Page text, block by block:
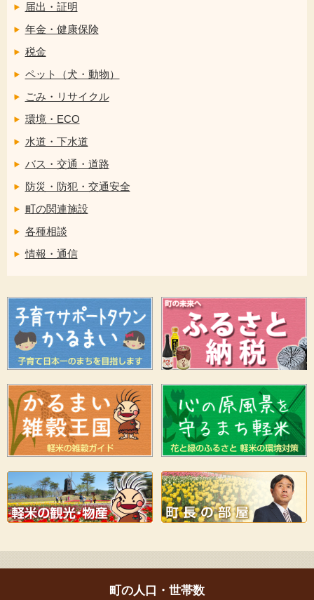
届出・証明
年金・健康保険
税金
ペット（犬・動物）
ごみ・リサイクル
環境・ECO
水道・下水道
バス・交通・道路
防災・防犯・交通安全
町の関連施設
各種相談
情報・通信
町の人口・世帯数